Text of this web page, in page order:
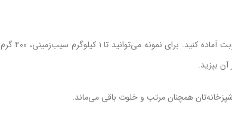
ظرفیت کلی ۱۲ لیتری این دستگاه به شما اجازه می‌دهد تا حجم قابل توجهی از مواد غذایی را در یک نوبت آماده کنید. برای نمونه می‌توانید تا ۱ کیلوگرم سیب‌زمینی، ۴۰۰ گرم
همچنان مرتب و خلوت باقی می‌ماند.